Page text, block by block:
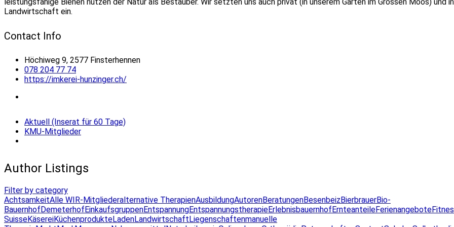
Landwirtschaft ein.
Contact Info
Höchiweg 9, 2577 Finsterhennen
078 204 77 74
https://imkerei-hunzinger.ch/
Aktuell (Inserat für 60 Tage)
KMU-Mitglieder
Author Listings
Filter by category
AchtsamkeitAlle WIR-Mitgliederalternative TherapienAusbildungAutorenBeratungenBesenbeizBierbrauerBio-
BauernhofDemeterhofEinkaufsgruppenEntspannungEntspannungstherapieErlebnisbauernhofErnteanteileFerienangebote
SuisseKäsereiKüchenprodukteLadenLandwirtschaftLiegenschaftenmanuelle